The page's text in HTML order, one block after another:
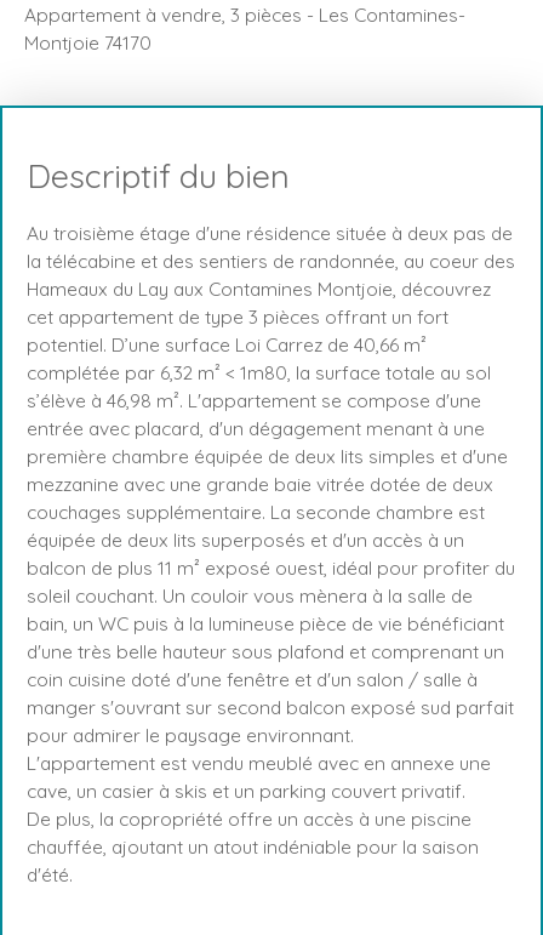
Appartement à vendre, 3 pièces - Les Contamines-
Montjoie 74170
Descriptif du bien
Au troisième étage d'une résidence située à deux pas de
la télécabine et des sentiers de randonnée, au coeur des
Hameaux du Lay aux Contamines Montjoie, découvrez
cet appartement de type 3 pièces offrant un fort
potentiel. D’une surface Loi Carrez de 40,66 m²
complétée par 6,32 m² < 1m80, la surface totale au sol
s’élève à 46,98 m². L'appartement se compose d'une
entrée avec placard, d'un dégagement menant à une
première chambre équipée de deux lits simples et d'une
mezzanine avec une grande baie vitrée dotée de deux
couchages supplémentaire. La seconde chambre est
équipée de deux lits superposés et d'un accès à un
balcon de plus 11 m² exposé ouest, idéal pour profiter du
soleil couchant. Un couloir vous mènera à la salle de
bain, un WC puis à la lumineuse pièce de vie bénéficiant
d'une très belle hauteur sous plafond et comprenant un
coin cuisine doté d'une fenêtre et d'un salon / salle à
manger s'ouvrant sur second balcon exposé sud parfait
pour admirer le paysage environnant.
L'appartement est vendu meublé avec en annexe une
cave, un casier à skis et un parking couvert privatif.
De plus, la copropriété offre un accès à une piscine
chauffée, ajoutant un atout indéniable pour la saison
d'été.